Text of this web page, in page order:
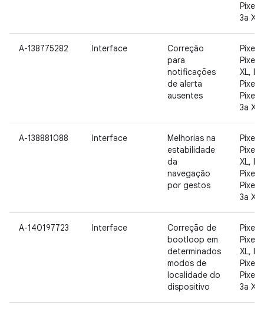
Pixel
3a XL
A-138775282 Interface
Correção
para
notificações
de alerta
ausentes
Pixel,
Pixel
XL,
Pixel
Pixel
3a XL
A-138881088 Interface
Melhorias na
estabilidade
da
navegação
por gestos
Pixel,
Pixel
XL,
Pixel
Pixel
3a XL
A-140197723 Interface
Correção de
bootloop em
determinados
modos de
localidade do
dispositivo
Pixel,
Pixel
XL,
Pixel
Pixel
3a XL